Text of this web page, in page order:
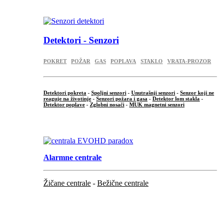
Detektori - Senzori
POKRET POŽAR GAS POPLAVA STAKLO VRATA-PROZOR
Detektori pokreta - Spoljni senzori - Unutrašnji senzori - Senzor koji ne
reaguje na životinje - Senzori požara i gasa - Detektor lom stakla -
Detektor poplave - Zglobni nosači - MUK magnetni senzori
Alarmne centrale
Žičane centrale - Bežične centrale